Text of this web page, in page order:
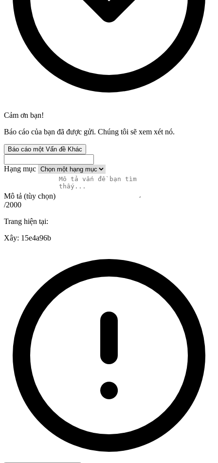
Cảm ơn bạn!
Báo cáo của bạn đã được gửi. Chúng tôi sẽ xem xét nó.
Báo cáo một Vấn đề Khác
Hạng mục
Mô tả (tùy chọn)
/2000
Trang hiện tại:
Xây: 15e4a96b